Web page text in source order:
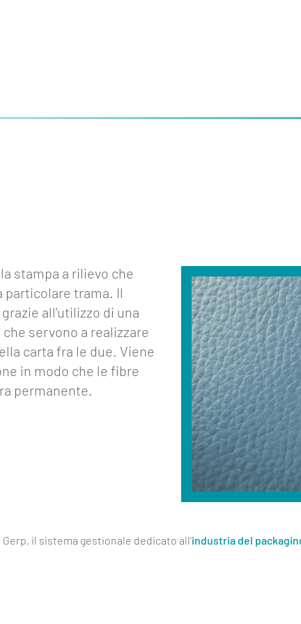
stampa a rilievo che
trama. Il
all’utilizzo di una
servono a realizzare
carta fra le due. Viene
in modo che le fibre
permanente.
il sistema gestionale dedicato all'industria del